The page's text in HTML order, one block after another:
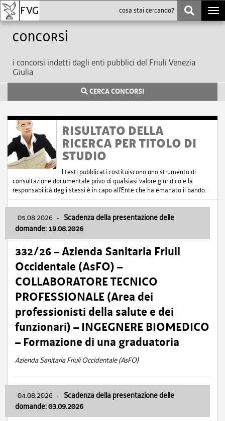
Concorsi
i concorsi indetti dagli enti pubblici del Friuli Venezia
Giulia
CERCA CONCORSI
RISULTATO DELLA
RICERCA PER TITOLO DI
STUDIO
I testi pubblicati costituiscono uno strumento di
consultazione documentale privo di qualsiasi valore giuridico e la
responsabilità degli stessi è in capo all'Ente che ha emanato il bando.
05.08.2026 - Scadenza della presentazione delle
domande: 19.08.2026
332/26 – Azienda Sanitaria Friuli
Occidentale (AsFO) –
COLLABORATORE TECNICO
PROFESSIONALE (Area dei
professionisti della salute e dei
funzionari) – INGEGNERE BIOMEDICO
– Formazione di una graduatoria
Azienda Sanitaria Friuli Occidentale (AsFO)
04.08.2026 - Scadenza della presentazione delle
domande: 03.09.2026